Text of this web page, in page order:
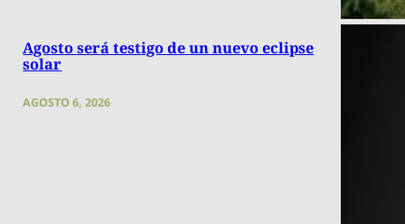
Agosto será testigo de un nuevo eclipse
solar
AGOSTO 6, 2026